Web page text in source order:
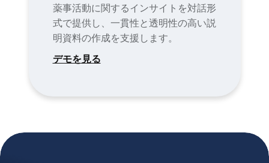
薬事活動に関するインサイトを対話形
式で提供し、一貫性と透明性の高い説
明資料の作成を支援します。
デモを見る